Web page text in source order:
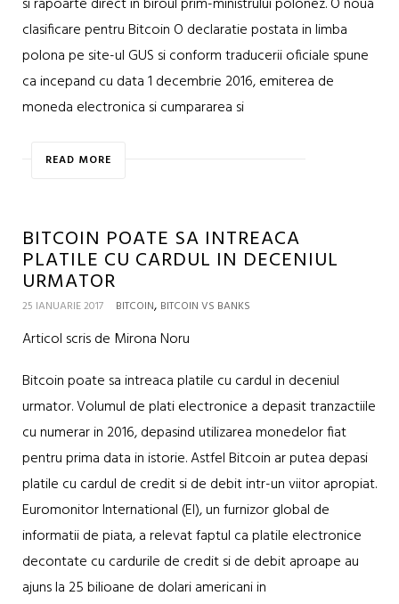
si rapoarte direct in biroul prim-ministrului polonez. O noua
clasificare pentru Bitcoin O declaratie postata in limba
polona pe site-ul GUS si conform traducerii oficiale spune
ca incepand cu data 1 decembrie 2016, emiterea de
moneda electronica si cumpararea si
READ MORE
BITCOIN POATE SA INTREACA
PLATILE CU CARDUL IN DECENIUL
URMATOR
25 IANUARIE 2017 BITCOIN, BITCOIN VS BANKS
Articol scris de Mirona Noru
Bitcoin poate sa intreaca platile cu cardul in deceniul
urmator. Volumul de plati electronice a depasit tranzactiile
cu numerar in 2016, depasind utilizarea monedelor fiat
pentru prima data in istorie. Astfel Bitcoin ar putea depasi
platile cu cardul de credit si de debit intr-un viitor apropiat.
Euromonitor International (EI), un furnizor global de
informatii de piata, a relevat faptul ca platile electronice
decontate cu cardurile de credit si de debit aproape au
ajuns la 25 bilioane de dolari americani in